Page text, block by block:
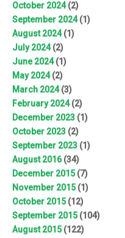
October 2024(2)
September 2024(1)
August 2024(1)
July 2024(2)
June 2024(1)
May 2024(2)
March 2024(3)
February 2024(2)
December 2023 (1)
October 2023 (2)
September 2023 (1)
August 2016(34)
December 2015(7)
November 2015(1)
October 2015(12)
September 2015(104)
August 2015(122)